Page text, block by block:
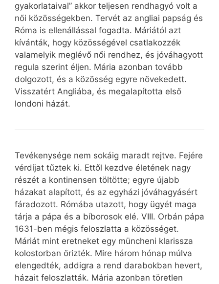
gyakorlataival” akkor teljesen rendhagyó volt a
női közösségekben. Tervét az angliai papság és
Róma is ellenállással fogadta. Máriától azt
kívánták, hogy közösségével csatlakozzék
valamelyik meglévő női rendhez, és jóváhagyott
regula szerint éljen. Mária azonban tovább
dolgozott, és a közösség egyre növekedett.
Visszatért Angliába, és megalapította első
londoni házát.
Tevékenysége nem sokáig maradt rejtve. Fejére
vérdíjat tűztek ki. Ettől kezdve életének nagy
részét a kontinensen töltötte; egyre újabb
házakat alapított, és az egyházi jóváhagyásért
fáradozott. Rómába utazott, hogy ügyét maga
tárja a pápa és a bíborosok elé. VIII. Orbán pápa
1631-ben mégis feloszlatta a közösséget.
Máriát mint eretneket egy müncheni klarissza
kolostorban őrizték. Mire három hónap múlva
elengedték, addigra a rend darabokban hevert,
házait feloszlatták. Mária azonban töretlen